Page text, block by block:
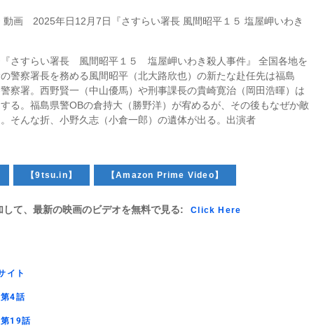
動画 2025年日12月7日『さすらい署長 風間昭平１５ 塩屋岬いわき
『さすらい署長 風間昭平１５ 塩屋岬いわき殺人事件』 全国各地を
警察署長を務める風間昭平（北大路欣也）の新たな赴任先は福島
察署。西野賢一（中山優馬）や刑事課長の貴崎寛治（岡田浩暉）は
る。福島県警OBの倉持大（勝野洋）が宥めるが、その後もなぜか敵
そんな折、小野久志（小倉一郎）の遺体が出る。出演者
【9tsu.in】 【Amazon Prime Video】
して、最新の映画のビデオを無料で見る: Click Here
イト
4話
19話